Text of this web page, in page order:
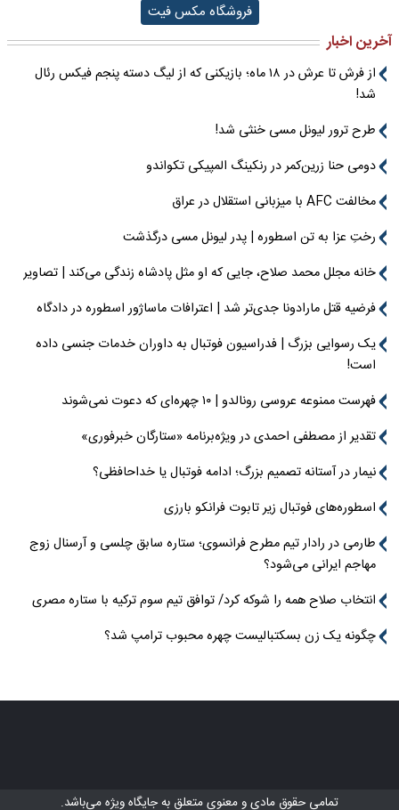
فروشگاه مکس فیت
آخرین اخبار
از فرش تا عرش در ۱۸ ماه؛ بازیکنی که از لیگ دسته پنجم فیکس رئال
شد!
طرح ترور لیونل مسی خنثی شد!
دومی حنا زرین‌کمر در رنکینگ المپیکی تکواندو
مخالفت AFC با میزبانی استقلال در عراق
رختِ عزا به تن اسطوره | پدر لیونل مسی درگذشت
خانه مجلل محمد صلاح، جایی که او مثل پادشاه زندگی می‌کند | تصاویر
فرضیه قتل مارادونا جدی‌تر شد | اعترافات ماساژور اسطوره در دادگاه
یک رسوایی بزرگ | فدراسیون فوتبال به داوران خدمات جنسی داده
است!
فهرست ممنوعه عروسی رونالدو | ۱۰ چهره‌ای که دعوت نمی‌شوند
تقدیر از مصطفی احمدی در ویژه‌برنامه «ستارگان خبرفوری»
نیمار در آستانه تصمیم بزرگ؛ ادامه فوتبال یا خداحافظی؟
اسطوره‌های فوتبال زیر تابوت فرانکو بارزی
طارمی در رادار تیم مطرح فرانسوی؛ ستاره سابق چلسی و آرسنال زوج
مهاجم ایرانی می‌شود؟
انتخاب صلاح همه را شوکه کرد/ توافق تیم سوم ترکیه با ستاره مصری
چگونه یک زن بسکتبالیست چهره محبوب ترامپ شد؟
تمامی حقوق مادی و معنوی متعلق بهجایگاه ویژهمی‌باشد.